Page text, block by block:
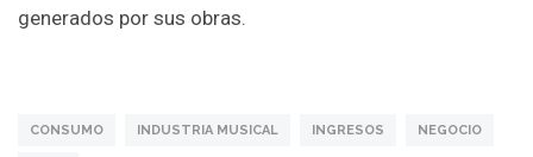
generados por sus obras.
CONSUMO INDUSTRIA MUSICAL INGRESOS NEGOCIO